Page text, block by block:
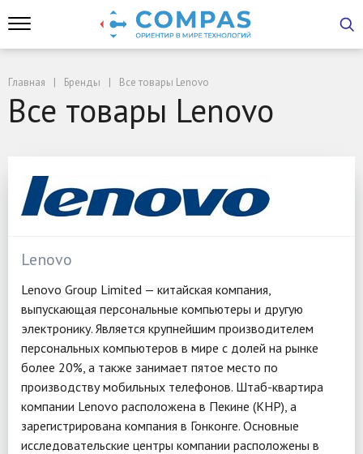
Главная Бренды Все товары Lenovo
Все товары Lenovo
Lenovo
Lenovo Group Limited — китайская компания,
выпускающая персональные компьютеры и другую
электронику. Является крупнейшим производителем
персональных компьютеров в мире с долей на рынке
более 20%, а также занимает пятое место по
производству мобильных телефонов. Штаб-квартира
компании Lenovo расположена в Пекине (КНР), а
зарегистрирована компания в Гонконге. Основные
исследовательские центры компании расположены в